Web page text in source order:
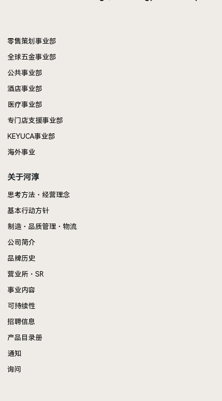
零售策划事业部
全球五金事业部
公共事业部
酒店事业部
医疗事业部
专门店支援事业部
KEYUCA事业部
海外事业
关于河淳
思考方法・经营理念
基本行动方针
制造・品质管理・物流
公司简介
品牌历史
营业所・SR
事业内容
可持续性
招聘信息
产品目录册
通知
询问